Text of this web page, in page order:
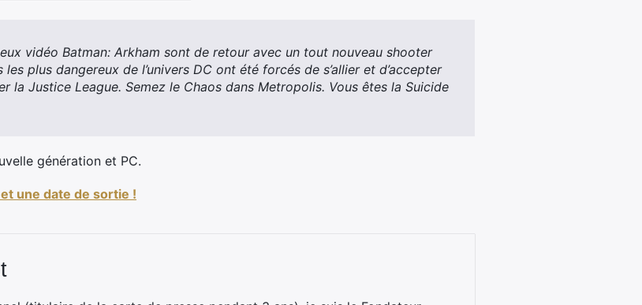
vidéo Batman: Arkham sont de retour avec un tout nouveau shooter
les plus dangereux de l’univers DC ont été forcés de s’allier et d’accepter
la Justice League. Semez le Chaos dans Metropolis. Vous êtes la Suicide
génération et PC.
une date de sortie !